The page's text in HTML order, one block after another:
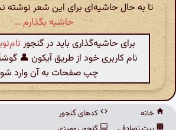
تا به حال حاشیه‌ای برای این شعر
حاشیه بگذارم ...
برای حاشیه‌گذاری باید در گنجور
نام کاربری خود از طریق آیکون 👤
چپ صفحات به آن وارد
خانه
کدهای گنجور